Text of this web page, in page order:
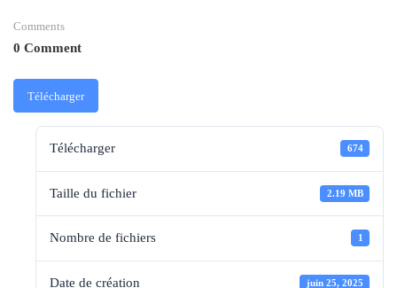
Comments
0 Comment
Télécharger
Télécharger 674
Taille du fichier 2.19 MB
Nombre de fichiers 1
Date de création juin 25, 2025